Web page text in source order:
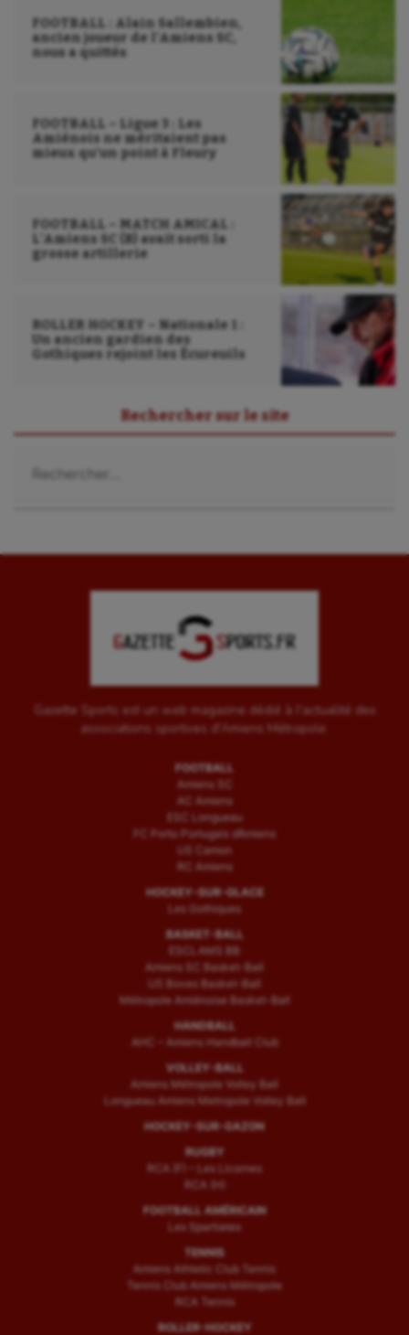
Patinage artistique
Pétanque
Randonnée / Marche
Roller-derby
Sauvetage sportif
Sport santé
Sport-santé
Ultimate frisbee
UNSS
Voile
Water-polo
FOOTBALL : Alain Sallembien,
ancien joueur de l’Amiens SC,
nous a quittés
FOOTBALL – Ligue 3 : Les
Amiénois ne méritaient pas
mieux qu’un point à Fleury
FOOTBALL – MATCH AMICAL :
L’Amiens SC (B) avait sorti la
grosse artillerie
ROLLER HOCKEY – Nationale 1 :
Un ancien gardien des
Gothiques rejoint les Écureuils
Rechercher sur le site
Gazette Sports est un web magazine dédié à l'actualité des
associations sportives d'Amiens Métropole.
FOOTBALL
Amiens SC
AC Amiens
ESC Longueau
FC Porto Portugais d’Amiens
US Camon
RC Amiens
HOCKEY-SUR-GLACE
Les Gothiques
BASKET-BALL
ESCLAMS BB
Amiens SC Basket-Ball
US Boves Basket-Ball
Métropole Amiénoise Basket-Ball
HANDBALL
AHC – Amiens Handball Club
VOLLEY-BALL
Amiens Métropole Volley Ball
Longueau Amiens Metropole Volley Ball
HOCKEY-SUR-GAZON
RUGBY
RCA (F) – Les Licornes
RCA (H)
FOOTBALL AMÉRICAIN
Les Spartiates
TENNIS
Amiens Athletic Club Tennis
Tennis Club Amiens Métropole
RCA Tennis
ROLLER-HOCKEY